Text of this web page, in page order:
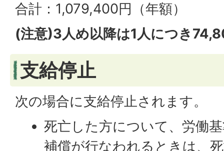
合計：1,079,400円（年額）
(注意)3人め以降は1人につき
支給停止
次の場合に支給停止されます。
死亡した方について、労働
補償が行なわれるときは、